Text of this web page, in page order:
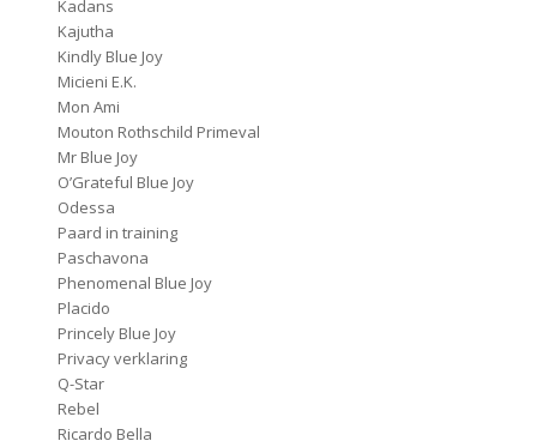
Kadans
Kajutha
Kindly Blue Joy
Micieni E.K.
Mon Ami
Mouton Rothschild Primeval
Mr Blue Joy
O’Grateful Blue Joy
Odessa
Paard in training
Paschavona
Phenomenal Blue Joy
Placido
Princely Blue Joy
Privacy verklaring
Q-Star
Rebel
Ricardo Bella